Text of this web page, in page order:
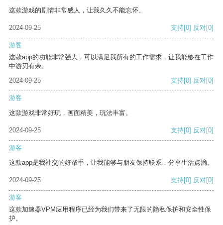
这款游戏的剧情非常感人，让我久久不能忘怀。
2024-09-25 支持[0] 反对[0]
游客
这款app的功能非常强大，可以满足我所有的工作需求，让我能够在工作
中游刃有余。
2024-09-25
支持[0] 反对[0]
游客
这款游戏非常好玩，画面精美，玩法丰富。
2024-09-25 支持[0] 反对[0]
游客
这款app是我社交的好帮手，让我能够与朋友保持联系，分享生活点滴。
2024-09-25 支持[0] 反对[0]
游客
这款加速器VPM应用程序已经为我们带来了无限的隐私保护和安全性保
护。